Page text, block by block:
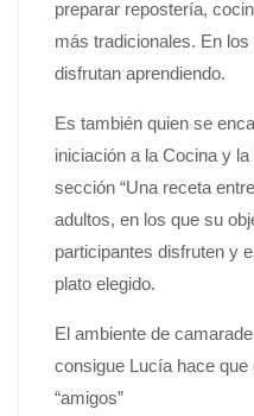
preparar repostería,
más tradicionales. En
disfrutan aprendiendo.
Es también quien se
iniciación a la Cocina y
sección “Una receta
adultos, en los que su
participantes disfruten y
plato elegido.
El ambiente de
consigue Lucía hace
“amigos”